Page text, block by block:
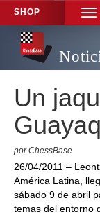
SHOP
Un
por ChessBase
26/04/2011 –
América Latina,
sábado 9 de abril
temas del entorno